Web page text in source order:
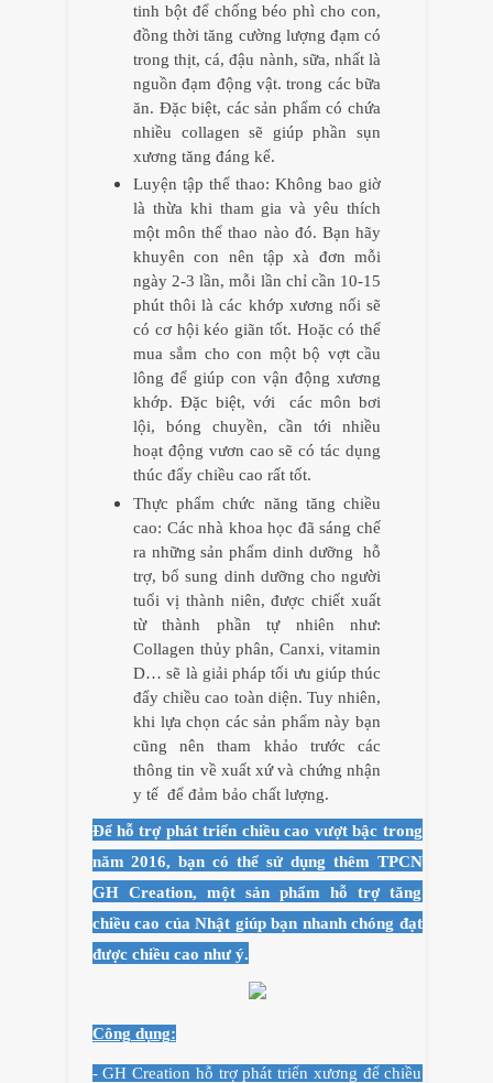
tinh bột để chống béo phì cho con,
đồng thời tăng cường lượng đạm có
trong thịt, cá, đậu nành, sữa, nhất là
nguồn đạm động vật. trong các bữa
ăn. Đặc biệt, các sản phẩm có chứa
nhiều collagen sẽ giúp phần sụn
xương tăng đáng kể.
Luyện tập thể thao: Không bao giờ
là thừa khi tham gia và yêu thích
một môn thể thao nào đó. Bạn hãy
khuyên con nên tập xà đơn mỗi
ngày 2-3 lần, mỗi lần chỉ cần 10-15
phút thôi là các khớp xương nối sẽ
có cơ hội kéo giãn tốt. Hoặc có thể
mua sắm cho con một bộ vợt cầu
lông để giúp con vận động xương
khớp. Đặc biệt, với các môn bơi
lội, bóng chuyền, cần tới nhiều
hoạt động vươn cao sẽ có tác dụng
thúc đẩy chiều cao rất tốt.
Thực phẩm chức năng tăng chiều
cao: Các nhà khoa học đã sáng chế
ra những sản phẩm dinh dưỡng hỗ
trợ, bổ sung dinh dưỡng cho người
tuổi vị thành niên, được chiết xuất
từ thành phần tự nhiên như:
Collagen thủy phân, Canxi, vitamin
D… sẽ là giải pháp tối ưu giúp thúc
đẩy chiều cao toàn diện. Tuy nhiên,
khi lựa chọn các sản phẩm này bạn
cũng nên tham khảo trước các
thông tin về xuất xứ và chứng nhận
y tế để đảm bảo chất lượng.
Để hỗ trợ phát triển chiều cao vượt bậc trong
năm 2016, bạn có thể sử dụng thêm TPCN
GH Creation, một sản phẩm hỗ trợ tăng
chiều cao của Nhật giúp bạn nhanh chóng đạt
được chiều cao như ý.
Công dụng:
- GH Creation hỗ trợ phát triển xương để chiều